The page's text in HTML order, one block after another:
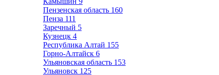
Пензенская область 160
Пенза 111
Заречный 5
Кузнецк 4
Республика Алтай 155
Горно-Алтайск 6
Ульяновская область 153
Ульяновск 125